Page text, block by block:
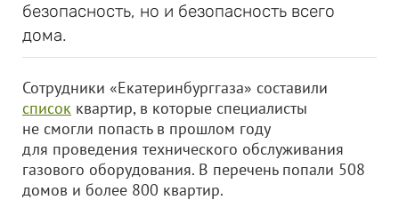
безопасность, но и безопасность всего
дома.
Сотрудники «Екатеринбурггаза» составили
список квартир, в которые специалисты
не смогли попасть в прошлом году
для проведения технического обслуживания
газового оборудования. В перечень попали 508
домов и более 800 квартир.